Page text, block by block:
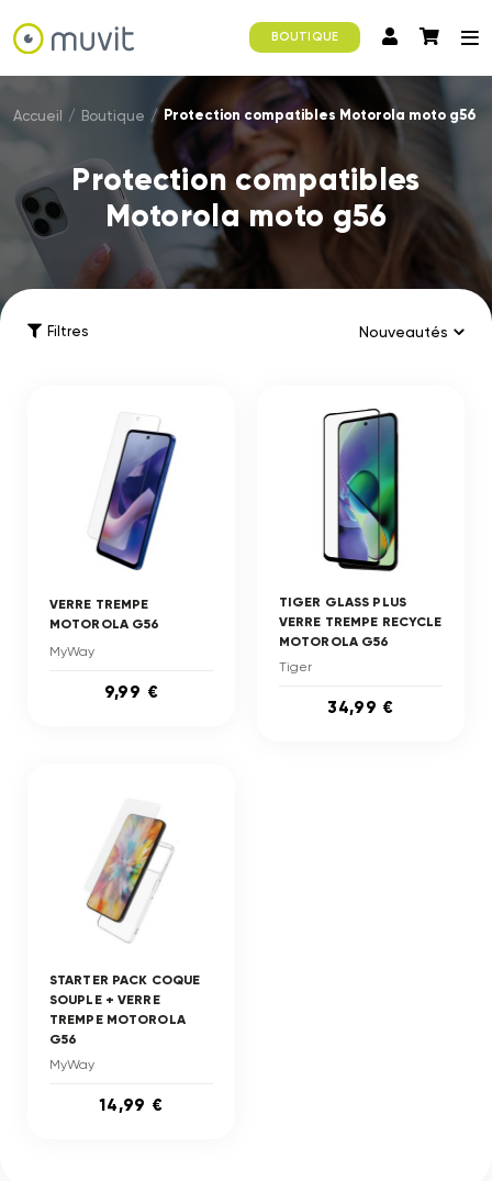
BOUTIQUE
Accueil / Boutique / Protection compatibles Motorola moto g56
Protection compatibles
Motorola moto g56
Filtres
VERRE TREMPE
MOTOROLA G56
MyWay
9,99 €
TIGER GLASS PLUS
VERRE TREMPE RECYCLE
MOTOROLA G56
Tiger
34,99 €
STARTER PACK COQUE
SOUPLE + VERRE
TREMPE MOTOROLA
G56
MyWay
14,99 €